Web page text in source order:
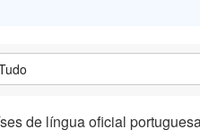
de língua oficial